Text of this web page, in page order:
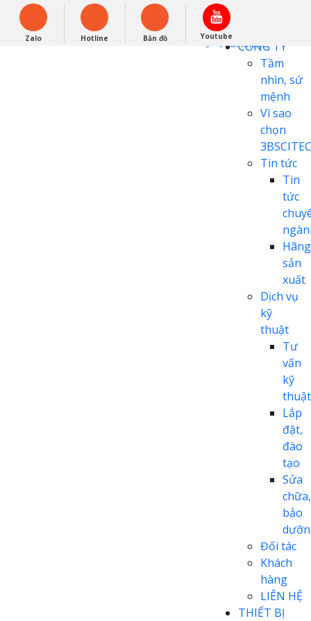
Powered by
Translate
English
0948279988
CÔNG TY
Tầm
nhìn, sứ
mệnh
Vì sao
chọn
Tin tức
Tin
tức
Hãng
sản
xuất
Dịch vụ
kỹ
thuật
Tư
vấn
kỹ
thuật
Lắp
đặt,
đào
tạo
Sửa
chữa,
bảo
Đối tác
Khách
hàng
LIÊN HỆ
THIẾT BỊ
Zalo Hotline Bản đồ Youtube